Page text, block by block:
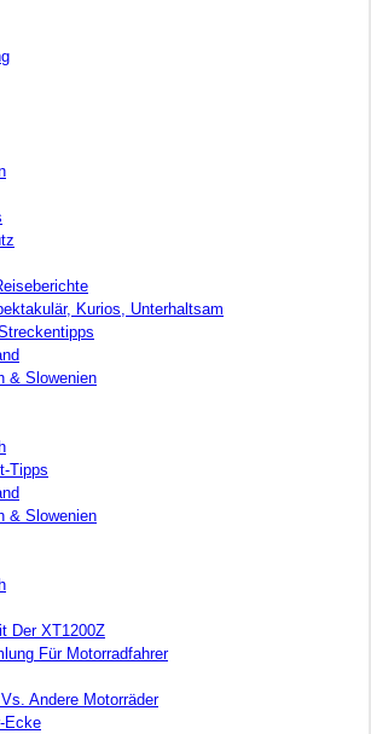
Kurios, Unterhaltsam
Slowenien
Tipps
Slowenien
XT1200Z
Für Motorradfahrer
Andere Motorräder